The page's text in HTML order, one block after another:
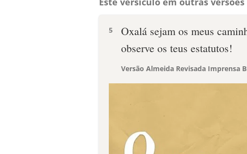
5
Oxalá sejam os meus
observe os teus estatutos!
Versão Almeida Revisada Imprensa